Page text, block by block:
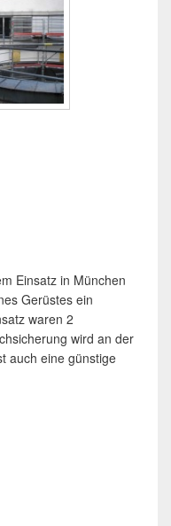
Einsatz in München
Gerüstes ein
waren 2
wird an der
auch eine günstige